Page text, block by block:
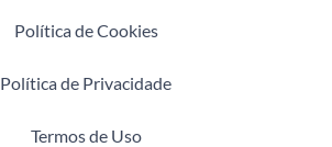
Política de Cookies
Política de Privacidade
Termos de Uso